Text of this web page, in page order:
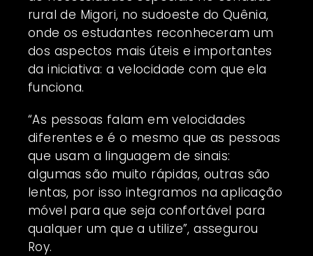
rural de Migori, no sudoeste do Quênia,
onde os estudantes reconheceram um
dos aspectos mais úteis e importantes
da iniciativa: a velocidade com que ela
funciona.
“As pessoas falam em velocidades
diferentes e é o mesmo que as pessoas
que usam a linguagem de sinais:
algumas são muito rápidas, outras são
lentas, por isso integramos na aplicação
móvel para que seja confortável para
qualquer um que a utilize”, assegurou
Roy.